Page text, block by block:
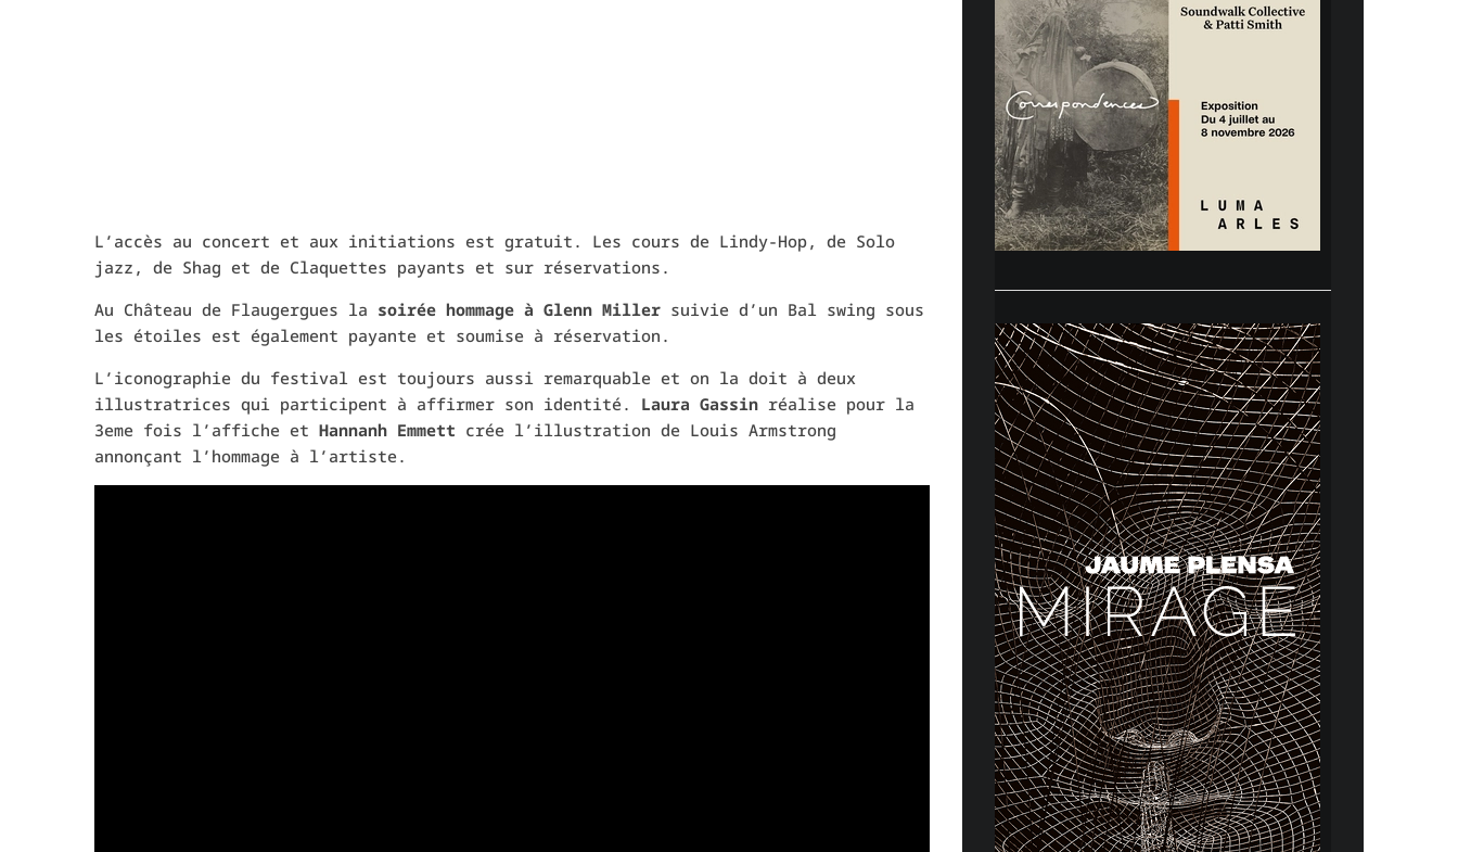
L’accès au concert et aux initiations est gratuit. Les cours de Lindy-Hop, de Solo
jazz, de Shag et de Claquettes payants et sur réservations.
Au Château de Flaugergues la soirée hommage à Glenn Miller suivie d’un Bal swing sous
les étoiles est également payante et soumise à réservation.
L’iconographie du festival est toujours aussi remarquable et on la doit à deux
illustratrices qui participent à affirmer son identité. Laura Gassin réalise pour la
3eme fois l’affiche et Hannanh Emmett crée l’illustration de Louis Armstrong
annonçant l’hommage à l’artiste.